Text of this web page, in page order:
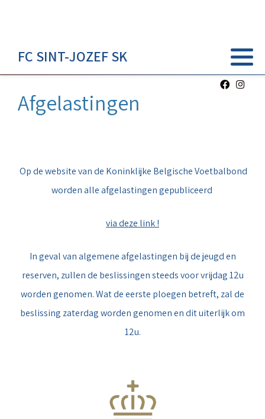
FC SINT-JOZEF SK
Afgelastingen
Op de website van de Koninklijke Belgische Voetbalbond
worden alle afgelastingen gepubliceerd
via deze link !
In geval van algemene afgelastingen bij de jeugd en
reserven, zullen de beslissingen steeds voor vrijdag 12u
worden genomen. Wat de eerste ploegen betreft, zal de
beslissing zaterdag worden genomen en dit uiterlijk om
12u.